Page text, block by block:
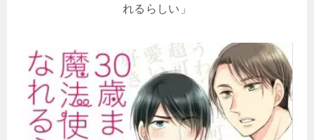
れるらしい」